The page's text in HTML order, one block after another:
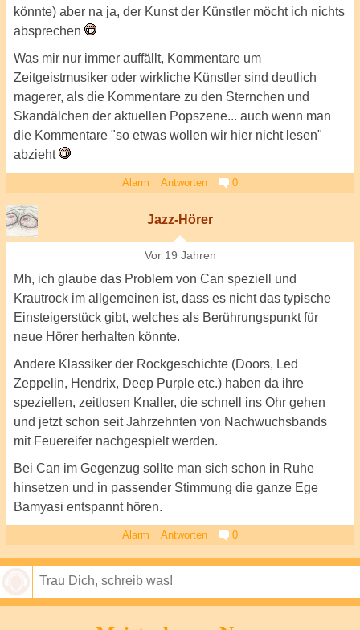
könnte) aber na ja, der Kunst der Künstler möcht ich nichts
absprechen
Was mir nur immer auffällt, Kommentare um
Zeitgeistmusiker oder wirkliche Künstler sind deutlich
magerer, als die Kommentare zu den Sternchen und
Skandälchen der aktuellen Popszene... auch wenn man
die Kommentare "so etwas wollen wir hier nicht lesen"
abzieht
Alarm Antworten 0
Jazz-Hörer
Vor 19 Jahren
Mh, ich glaube das Problem von Can speziell und
Krautrock im allgemeinen ist, dass es nicht das typische
Einsteigerstück gibt, welches als Berührungspunkt für
neue Hörer herhalten könnte.
Andere Klassiker der Rockgeschichte (Doors, Led
Zeppelin, Hendrix, Deep Purple etc.) haben da ihre
speziellen, zeitlosen Knaller, die schnell ins Ohr gehen
und jetzt schon seit Jahrzehnten von Nachwuchsbands
mit Feuereifer nachgespielt werden.
Bei Can im Gegenzug sollte man sich schon in Ruhe
hinsetzen und in passender Stimmung die ganze Ege
Bamyasi entspannt hören.
Alarm Antworten 0